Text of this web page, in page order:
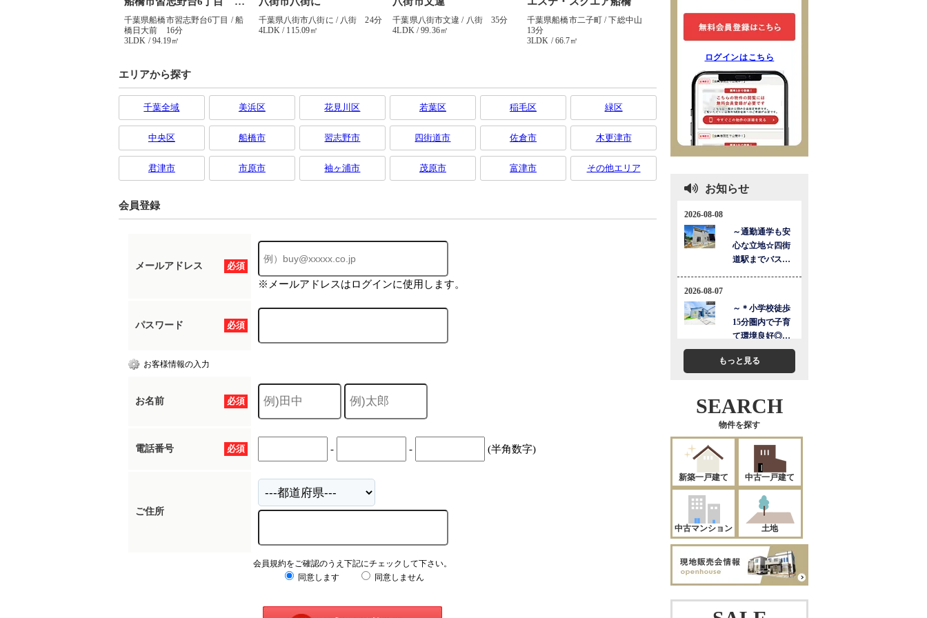
エリアから探す
千葉全域 美浜区 花見川区 若葉区 稲毛区 緑区
中央区 船橋市 習志野市 四街道市 佐倉市 木更津市
君津市 市原市 袖ヶ浦市 茂原市 富津市 その他エリア
会員登録
必須
メールアドレス
※メールアドレスはログインに使用します。
必須
パスワード
お客様情報の入力
必須
お名前
必須
電話番号 - - (半角数字)
ご住所
会員規約をご確認のうえ下記にチェックして下さい。
同意します
同意しません
ログインはこちら
お知らせ
もっと見る
SEARCH
物件を探す
新築一戸建て 中古一戸建て
中古マンション 土地